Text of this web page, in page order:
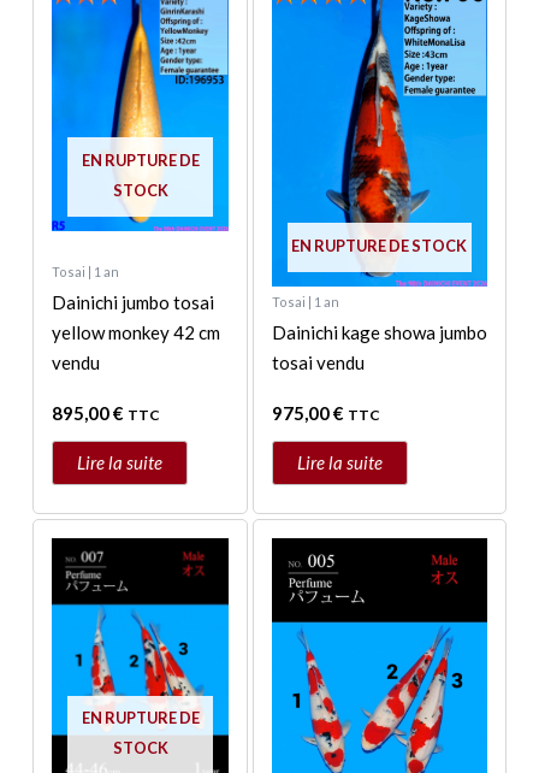
EN RUPTURE DE
STOCK
Tosai | 1 an
Dainichi jumbo tosai
yellow monkey 42 cm
vendu
895,00€ TTC
Lire la suite
EN RUPTURE DE STOCK
Tosai | 1 an
Dainichi kage showa jumbo
tosai vendu
975,00€ TTC
Lire la suite
EN RUPTURE DE
STOCK
produit
plusieurs
variations.
options
produit
plusieurs
variations.
options
peuvent